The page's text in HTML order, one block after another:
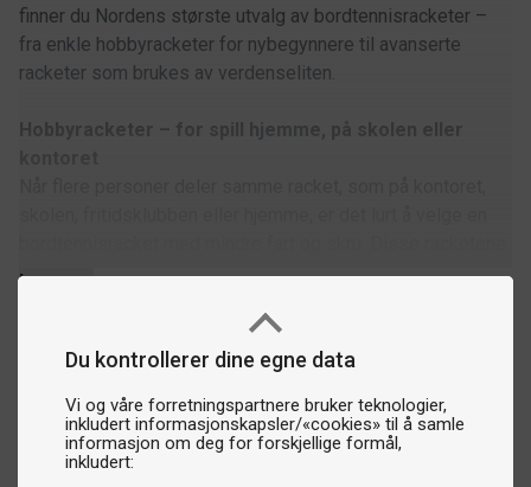
Du kontrollerer dine egne data
Vi og våre forretningspartnere bruker teknologier,
inkludert informasjonskapsler/«cookies» til å samle
informasjon om deg for forskjellige formål,
inkludert:
finner du Nordens største utvalg av bordtennisracketer –
fra enkle hobbyracketer for nybegynnere til avanserte
racketer som brukes av verdenseliten.
Hobbyracketer – for spill hjemme, på skolen eller
er mer tilgivende og enkle å bruke, noe som gjør dem
racketene i vår kategori for hobbyracketer.
på alvor
For deg som spiller ofte og mestrer skru, er våre 5-
stjerners bordtennisracketer og konseptracketer det
Les mer